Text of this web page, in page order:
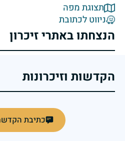
תצוגת מפה
ניווט לכתובת
הנצחתו באתרי זיכרון
הקדשות וזיכרונות
כתיבת